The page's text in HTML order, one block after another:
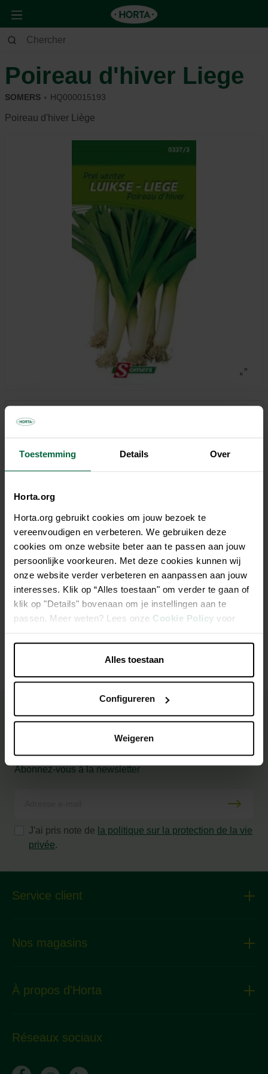
Toestemming Details Over
Horta.org
Horta.org gebruikt cookies om jouw bezoek te
vereenvoudigen en verbeteren. We gebruiken deze
cookies om onze website beter aan te passen aan jouw
persoonlijke voorkeuren. Met deze cookies kunnen wij
onze website verder verbeteren en aanpassen aan jouw
interesses. Klik op “Alles toestaan" om verder te gaan of
klik op "Details" bovenaan om je instellingen aan te
passen. Meer weten? Lees onze Cookie Policy voor
meer informatie.
Alles toestaan
Configureren
Weigeren
Jardin Potager
Poireau d'hiver Liege
SOMERS HQ000015193
Poireau d'hiver Liège
2,10 €
Tous les magasins n'ont pas la même gamme
Description
Variété ancienne connue et résistante à l'hiver.
Caractéristiques
Besoin de conseils
et d'inspiration ?
Abonnez-vous à la newsletter
J'ai pris note de la politique sur la protection de la vie
privée.
Service client
Nos magasins
À propos d'Horta
Réseaux sociaux